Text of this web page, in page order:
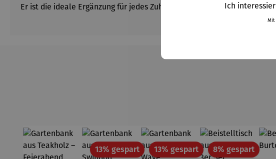
Er ist die ideale Ergänzung für jedes Zuhause!
13% gespartRabatt13% gespartRabatt8% gespart
Ich
Mit